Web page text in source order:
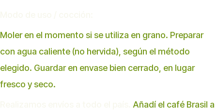
Moler en el momento si se utiliza en grano. Preparar
con agua caliente (no hervida), según el método
elegido. Guardar en envase bien cerrado, en lugar
fresco y seco.
Añadí el café Brasil a